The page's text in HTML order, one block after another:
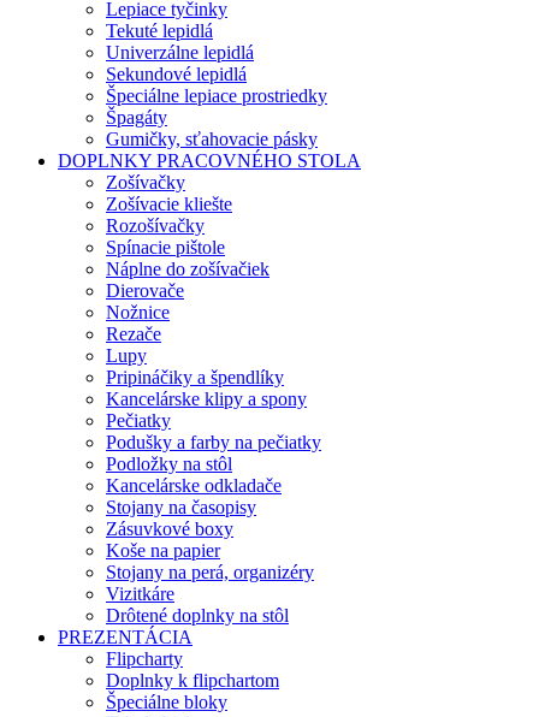
Lepiace tyčinky
Tekuté lepidlá
Univerzálne lepidlá
Sekundové lepidlá
Špeciálne lepiace prostriedky
Špagáty
Gumičky, sťahovacie pásky
DOPLNKY PRACOVNÉHO STOLA
Zošívačky
Zošívacie kliešte
Rozošívačky
Spínacie pištole
Náplne do zošívačiek
Dierovače
Nožnice
Rezače
Lupy
Pripináčiky a špendlíky
Kancelárske klipy a spony
Pečiatky
Podušky a farby na pečiatky
Podložky na stôl
Kancelárske odkladače
Stojany na časopisy
Zásuvkové boxy
Koše na papier
Stojany na perá, organizéry
Vizitkáre
Drôtené doplnky na stôl
PREZENTÁCIA
Flipcharty
Doplnky k flipchartom
Špeciálne bloky